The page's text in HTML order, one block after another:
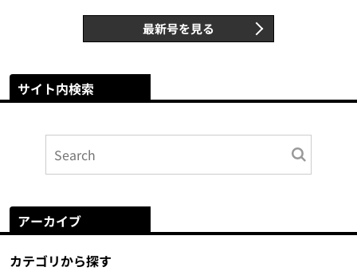
最新号を見る
サイト内検索
アーカイブ
カテゴリから探す